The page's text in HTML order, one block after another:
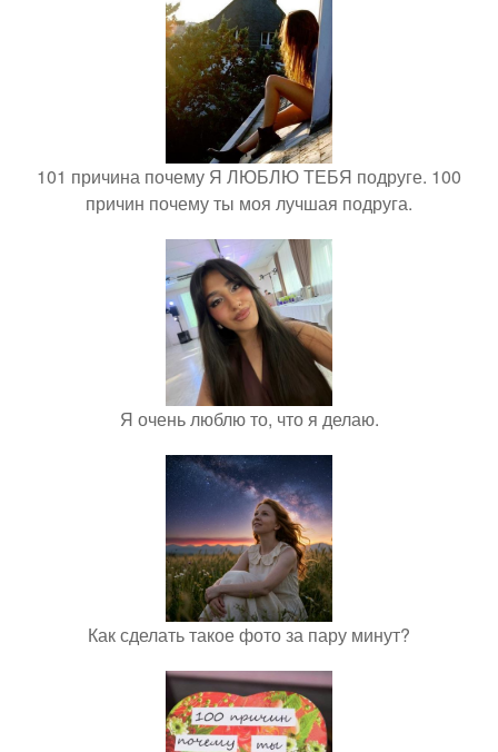
101 причина почему Я ЛЮБЛЮ ТЕБЯ подруге. 100
причин почему ты моя лучшая подруга.
Я очень люблю то, что я делаю.
Как сделать такое фото за пару минут?